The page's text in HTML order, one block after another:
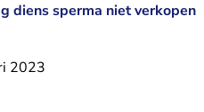
diens sperma niet verkopen
2023